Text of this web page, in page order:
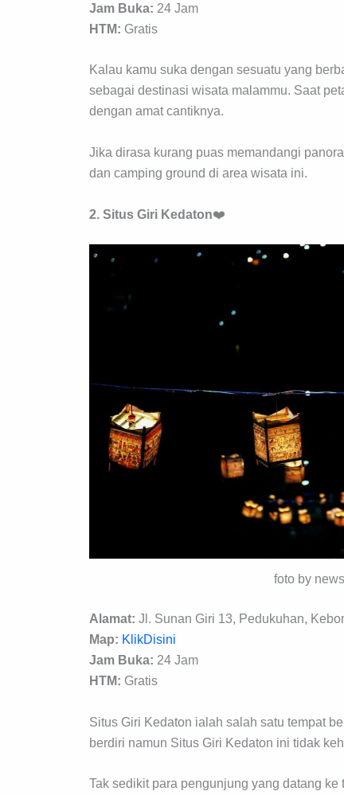
Jam Buka: 24 Jam
HTM: Gratis
Kalau kamu suka dengan sesuatu yang
sebagai destinasi wisata malammu. Saat
dengan amat cantiknya.
Jika dirasa kurang puas memandangi
dan camping ground di area wisata ini.
2. Situs Giri Kedaton❤️
foto by
Alamat: Jl. Sunan Giri 13, Pedukuhan,
Map: KlikDisini
Jam Buka: 24 Jam
HTM: Gratis
Situs Giri Kedaton ialah salah satu tempat
berdiri namun Situs Giri Kedaton ini tidak
Tak sedikit para pengunjung yang datang